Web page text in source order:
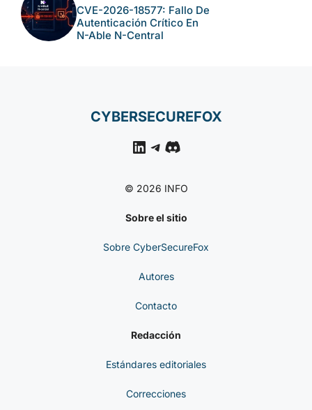
CVE-2026-18577: Fallo De
Autenticación Crítico En
N-Able N-Central
CYBERSECUREFOX
LinkedIn
Telegram
Discord
© 2026 INFO
Sobre el sitio
Sobre CyberSecureFox
Autores
Contacto
Redacción
Estándares editoriales
Correcciones